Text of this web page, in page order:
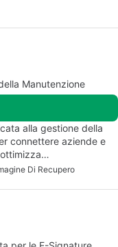
Manutenzione
alla gestione della
connettere aziende e
ottimizza…
Di Recupero